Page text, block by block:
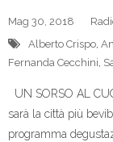
Mag 30, 2018
Alberto Crispo,
Fernanda Cecchini,
UN SORSO AL
sarà la città più
programma